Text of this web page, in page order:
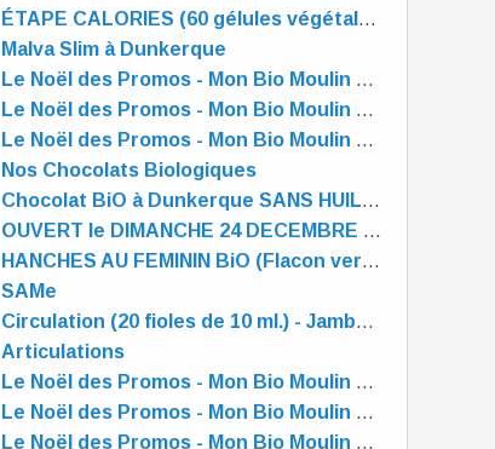
ÉTAPE CALORIES (60 gélules végétales)
Malva Slim à Dunkerque
Le Noël des Promos - Mon Bio Moulin à Dunkerque
Le Noël des Promos - Mon Bio Moulin à Dunkerque
Le Noël des Promos - Mon Bio Moulin à Dunkerque
Nos Chocolats Biologiques
Chocolat BiO à Dunkerque SANS HUILE de PALME
OUVERT le DIMANCHE 24 DECEMBRE de 10 à 13 heures
HANCHES AU FEMININ BiO (Flacon verre 125ml)
SAMe
Circulation (20 fioles de 10 ml.) - Jambes légères à Dunkerque
Articulations
Le Noël des Promos - Mon Bio Moulin à Dunkerque
Le Noël des Promos - Mon Bio Moulin à Dunkerque
Le Noël des Promos - Mon Bio Moulin à Dunkerque